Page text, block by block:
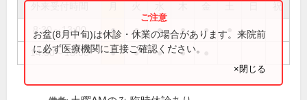
祝
8:30～13:00 ● ● ● ● ●
14:00～18:00 ● ● ● ●
お盆(8月中旬)は休診・休業の場合があります。来院前
に必ず医療機関に直接ご確認ください。
×閉じる